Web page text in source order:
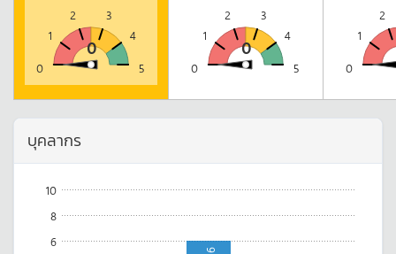
0
1
2
3
4
5
0
0
1
2
3
4
5
0
0
1
2
บุคลากร
6
8
10
6